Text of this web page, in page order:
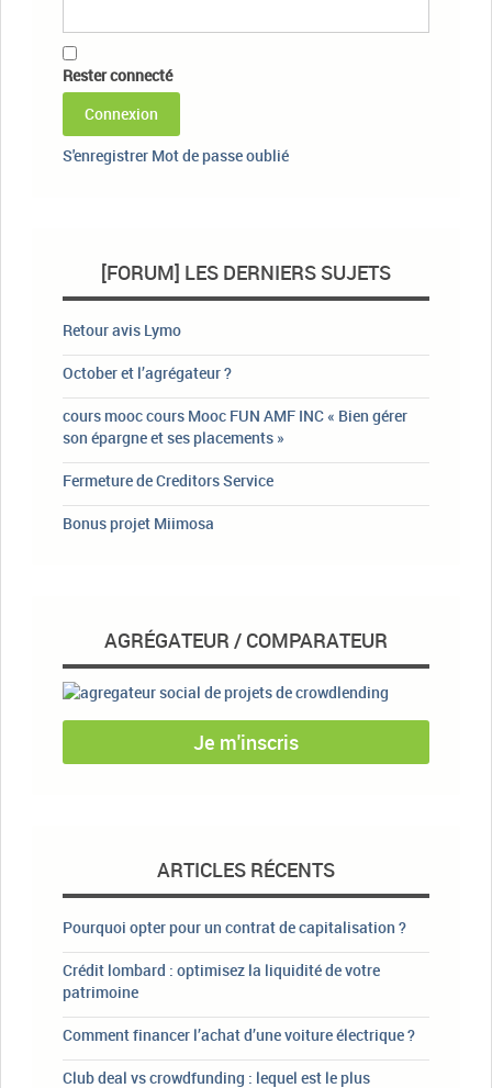
Rester connecté
Connexion
S'enregistrer Mot de passe oublié
[FORUM] LES DERNIERS SUJETS
Retour avis Lymo
October et l’agrégateur ?
cours mooc cours Mooc FUN AMF INC « Bien gérer
son épargne et ses placements »
Fermeture de Creditors Service
Bonus projet Miimosa
AGRÉGATEUR / COMPARATEUR
Je m'inscris
ARTICLES RÉCENTS
Pourquoi opter pour un contrat de capitalisation ?
Crédit lombard : optimisez la liquidité de votre
patrimoine
Comment financer l’achat d’une voiture électrique ?
Club deal vs crowdfunding : lequel est le plus